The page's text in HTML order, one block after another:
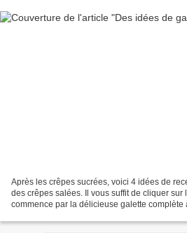
Après les crêpes sucrées, voici 4 idées de
des crêpes salées. Il vous suffit de cliquer sur
commence par la délicieuse galette